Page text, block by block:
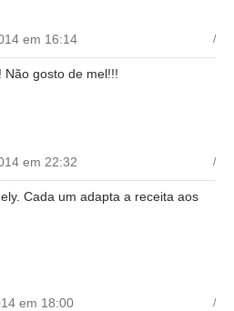
em 16:14
/
Não gosto de mel!!!
em 22:32
/
Cada um adapta a receita aos
em 18:00
/